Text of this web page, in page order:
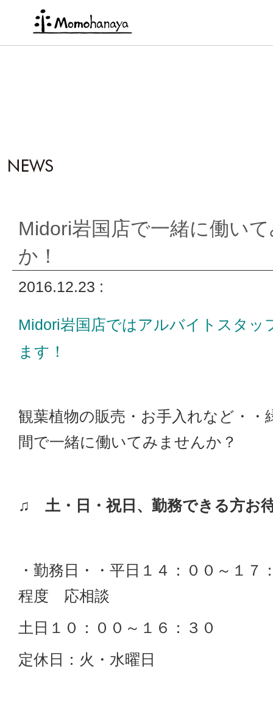
Midori岩国店で一緒に働い
か！
2016.12.23 :
Midori岩国店ではアルバイトスタッ
ます！
観葉植物の販売・お手入れなど・・
間で一緒に働いてみませんか？
♫ 土・日・祝日、勤務できる方お
・勤務日・・平日１４：００～１
程度 応相談
土日１０：００～１６：３０
定休日：火・水曜日